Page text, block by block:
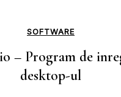
SOFTWARE
– Program de
desktop-ul